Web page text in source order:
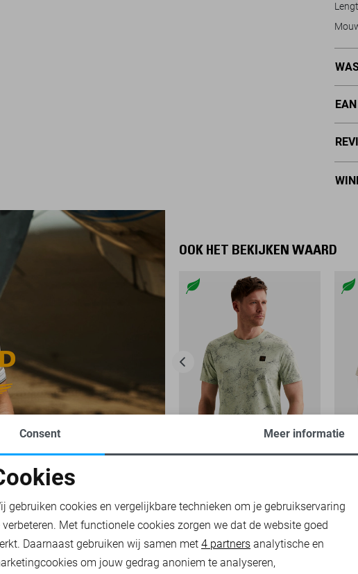
OOK HET BEKIJKEN WAARD
49,99
PME LEGEND T-SHIRTS PME LEGEND POLO`S PME
Noodzakelijke cookies
Analytische cookies Marketing cookies
Consent Meer informatie
gebruiken cookies en vergelijkbare technieken om je gebruikservaring
verbeteren. Met functionele cookies zorgen we dat de website goed
Daarnaast gebruiken wij samen met 4 partners analytische en
om jouw gedrag anoniem te analyseren,